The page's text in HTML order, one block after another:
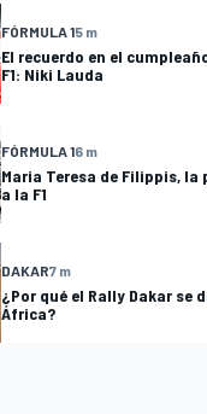
FÓRMULA 15 m
El recuerdo en el
F1: Niki Lauda
FÓRMULA 16 m
Maria Teresa de Filippis,
a la F1
DAKAR7 m
¿Por qué el Rally Dakar se
África?